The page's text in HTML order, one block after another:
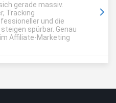
gerade massiv.
Tracking
und die
spürbar. Genau
Affiliate-Marketing